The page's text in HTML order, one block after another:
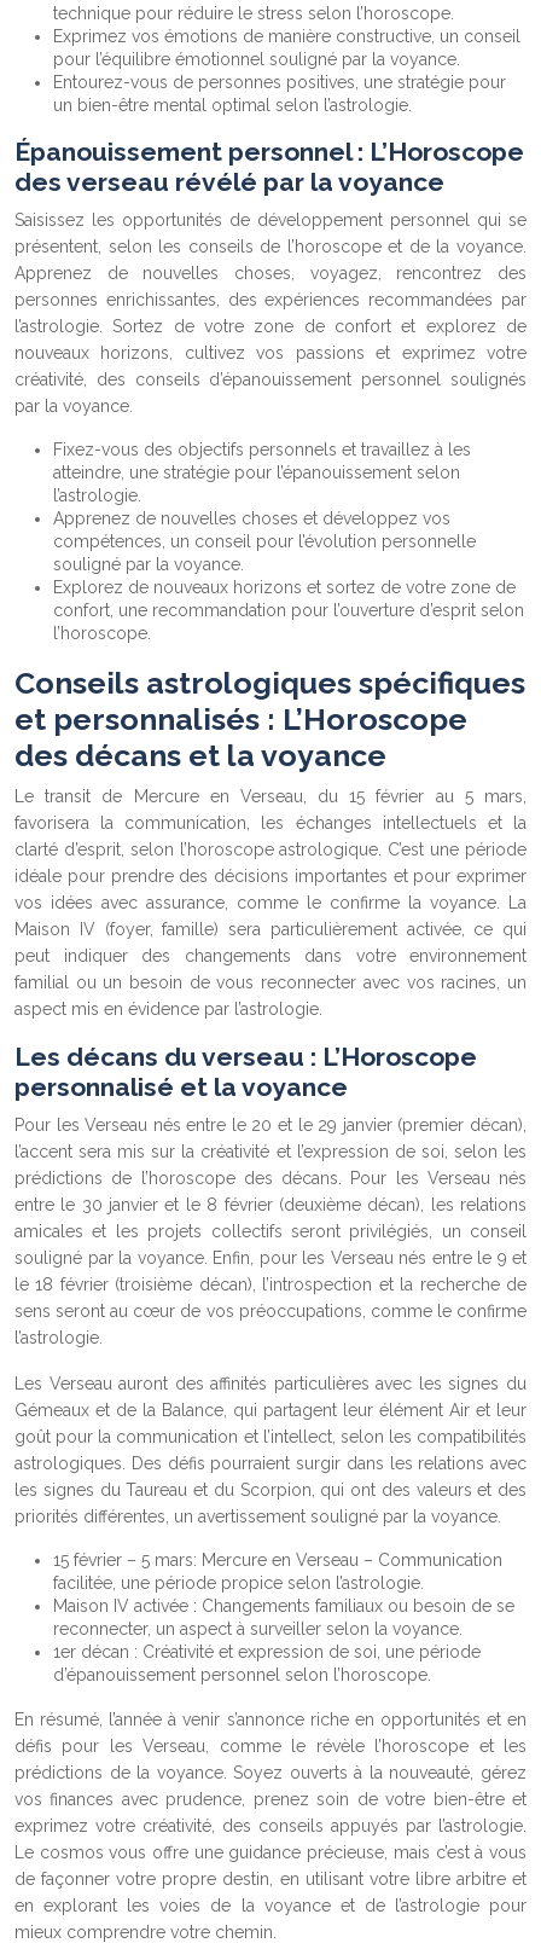
technique pour réduire le stress selon l’horoscope.
Exprimez vos émotions de manière constructive, un conseil
pour l’équilibre émotionnel souligné par la voyance.
Entourez-vous de personnes positives, une stratégie pour
un bien-être mental optimal selon l’astrologie.
Épanouissement personnel : L’Horoscope
des verseau révélé par la voyance
Saisissez les opportunités de développement personnel qui se
présentent, selon les conseils de l’horoscope et de la voyance.
Apprenez de nouvelles choses, voyagez, rencontrez des
personnes enrichissantes, des expériences recommandées par
l’astrologie. Sortez de votre zone de confort et explorez de
nouveaux horizons, cultivez vos passions et exprimez votre
créativité, des conseils d’épanouissement personnel soulignés
par la voyance.
Fixez-vous des objectifs personnels et travaillez à les
atteindre, une stratégie pour l’épanouissement selon
l’astrologie.
Apprenez de nouvelles choses et développez vos
compétences, un conseil pour l’évolution personnelle
souligné par la voyance.
Explorez de nouveaux horizons et sortez de votre zone de
confort, une recommandation pour l’ouverture d’esprit selon
l’horoscope.
Conseils astrologiques spécifiques
et personnalisés : L’Horoscope
des décans et la voyance
Le transit de Mercure en Verseau, du 15 février au 5 mars,
favorisera la communication, les échanges intellectuels et la
clarté d’esprit, selon l’horoscope astrologique. C’est une période
idéale pour prendre des décisions importantes et pour exprimer
vos idées avec assurance, comme le confirme la voyance. La
Maison IV (foyer, famille) sera particulièrement activée, ce qui
peut indiquer des changements dans votre environnement
familial ou un besoin de vous reconnecter avec vos racines, un
aspect mis en évidence par l’astrologie.
Les décans du verseau : L’Horoscope
personnalisé et la voyance
Pour les Verseau nés entre le 20 et le 29 janvier (premier décan),
l’accent sera mis sur la créativité et l’expression de soi, selon les
prédictions de l’horoscope des décans. Pour les Verseau nés
entre le 30 janvier et le 8 février (deuxième décan), les relations
amicales et les projets collectifs seront privilégiés, un conseil
souligné par la voyance. Enfin, pour les Verseau nés entre le 9 et
le 18 février (troisième décan), l’introspection et la recherche de
sens seront au cœur de vos préoccupations, comme le confirme
l’astrologie.
Les Verseau auront des affinités particulières avec les signes du
Gémeaux et de la Balance, qui partagent leur élément Air et leur
goût pour la communication et l’intellect, selon les compatibilités
astrologiques. Des défis pourraient surgir dans les relations avec
les signes du Taureau et du Scorpion, qui ont des valeurs et des
priorités différentes, un avertissement souligné par la voyance.
15 février – 5 mars: Mercure en Verseau – Communication
facilitée, une période propice selon l’astrologie.
Maison IV activée : Changements familiaux ou besoin de se
reconnecter, un aspect à surveiller selon la voyance.
1er décan : Créativité et expression de soi, une période
d’épanouissement personnel selon l’horoscope.
En résumé, l’année à venir s’annonce riche en opportunités et en
défis pour les Verseau, comme le révèle l’horoscope et les
prédictions de la voyance. Soyez ouverts à la nouveauté, gérez
vos finances avec prudence, prenez soin de votre bien-être et
exprimez votre créativité, des conseils appuyés par l’astrologie.
Le cosmos vous offre une guidance précieuse, mais c’est à vous
de façonner votre propre destin, en utilisant votre libre arbitre et
en explorant les voies de la voyance et de l’astrologie pour
mieux comprendre votre chemin.